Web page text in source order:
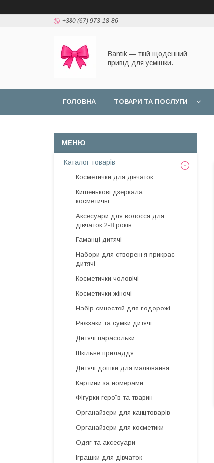
+380 (67) 973-18-86
Bantik — твій щоденний
привід для усмішки.
ГОЛОВНА ТОВАРИ ТА ПОСЛУГИ
Каталог товарів
Косметички для дівчаток
Кишенькові дзеркала
косметичні
Аксесуари для волосся для
дівчаток 2-8 років
Гаманці дитячі
Набори для створення прикрас
дитячі
Косметички чоловічі
Косметички жіночі
Набір ємностей для подорожі
Рюкзаки та сумки дитячі
Дитячі парасольки
Шкільне приладдя
Дитячі дошки для малювання
Картини за номерами
Фігурки героїв та тварин
Органайзери для канцтоварів
Органайзери для косметики
Одяг та аксесуари
Іграшки для дівчаток